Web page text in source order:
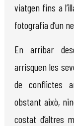
viatgen fins a
fotografia d’un
En arribar
arrisquen les
de conflictes
obstant això,
costat d’altres